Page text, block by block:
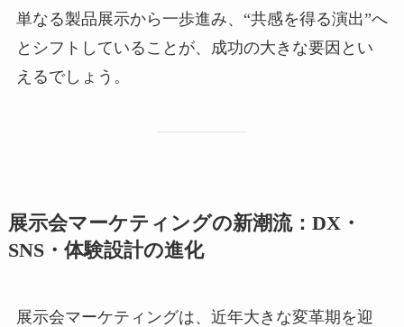
単なる製品展示から一歩進み、“共感を得る演出”へ
とシフトしていることが、成功の大きな要因とい
えるでしょう。
展示会マーケティングの新潮流：DX・
SNS・体験設計の進化
展示会マーケティングは、近年大きな変革期を迎